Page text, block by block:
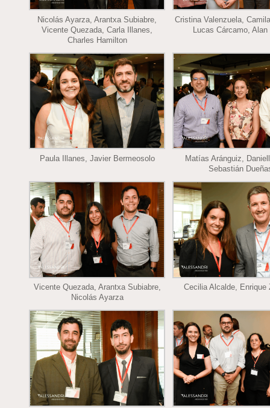
Nicolás Ayarza, Arantxa Subiabre,
Vicente Quezada, Carla Illanes,
Charles Hamilton
Cristina Valenzuela,
Lucas Cárcamo, Alan
Paula Illanes, Javier Bermeosolo
Matías Aránguiz,
Sebastián
Vicente Quezada, Arantxa Subiabre,
Nicolás Ayarza
Cecilia Alcalde, Enrique